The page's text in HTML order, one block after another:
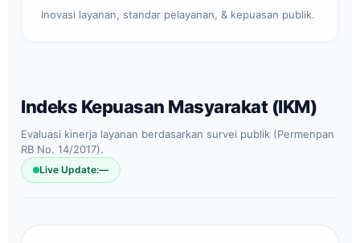
Inovasi layanan, standar pelayanan, & kepuasan publik.
Indeks Kepuasan Masyarakat (IKM)
Evaluasi kinerja layanan berdasarkan survei publik (Permenpan
RB No. 14/2017).
Live Update:—